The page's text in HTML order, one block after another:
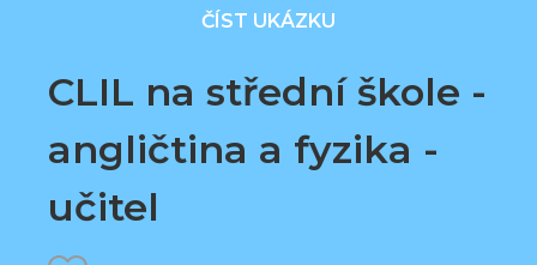
ČÍST UKÁZKU
CLIL na střední škole -
angličtina a fyzika -
učitel